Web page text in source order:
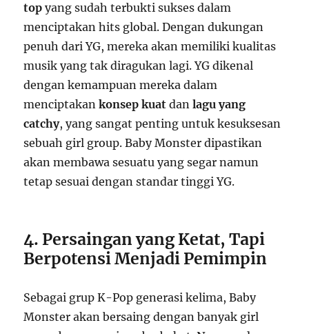
top yang sudah terbukti sukses dalam
menciptakan hits global. Dengan dukungan
penuh dari YG, mereka akan memiliki kualitas
musik yang tak diragukan lagi. YG dikenal
dengan kemampuan mereka dalam
menciptakankonsep kuat danlagu yang
catchy, yang sangat penting untuk kesuksesan
sebuah girl group. Baby Monster dipastikan
akan membawa sesuatu yang segar namun
tetap sesuai dengan standar tinggi YG.
4. Persaingan yang Ketat, Tapi
Berpotensi Menjadi Pemimpin
Sebagai grup K-Pop generasi kelima, Baby
Monster akan bersaing dengan banyak girl